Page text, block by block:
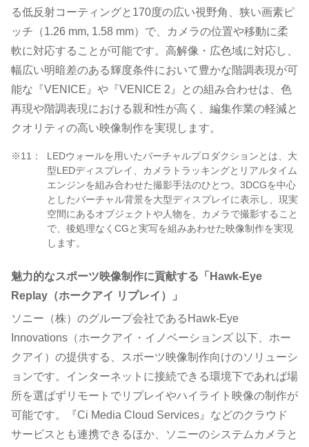
る低反射コーティングと170度の広い視野角、狭い画素ピ
ッチ（1.26 mm, 1.58 mm）で、カメラの位置や移動に柔
軟に対応することが可能です。高解像・広色域に対応し、
幅広い明暗差のある輝度条件において豊かな階調表現が可
能な『VENICE』や『VENICE 2』との組み合わせは、色
再現や階調表現における親和性が高く、編集作業の軽減と
クオリティの高い映像制作を実現します。
※11：
LEDウォールを用いたバーチャルプロダクションとは、大
型LEDディスプレイ、カメラトラッキングとリアルタイム
エンジンを組み合わせた撮影手法のひとつ。3DCGを中心
としたバーチャル背景を大型ディスプレイに表示し、現実
空間にあるオブジェクトや人物を、カメラで撮影すること
で、後処理なくCGと実写を組みあわせた映像制作を実現
します。
魅力的なスポーツ映像制作に貢献する「Hawk-Eye
Replay（ホークアイ リプレイ）」
ソニー（株）のグループ会社であるHawk-Eye
Innovations（ホークアイ・イノベーションズ 以下、ホー
クアイ）の提供する、スポーツ映像制作向けのソリューシ
ョンです。インターネットに接続できる環境下であれば場
所を選ばずリモートでリプレイやハイライト映像の制作が
可能です。『Ci Media Cloud Services』などのクラウド
サービスとも連携できるほか、ソニーのシステムカメラと